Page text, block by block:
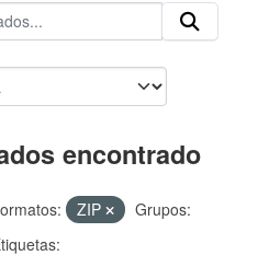
encontrado
ZIP
Grupos: